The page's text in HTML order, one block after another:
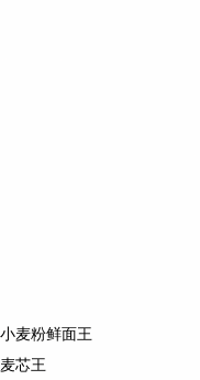
小麦粉鲜面王
麦芯王